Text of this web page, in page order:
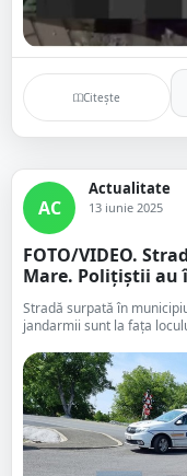
Citește
AC
Actualitate
13 iunie 2025
FOTO/VIDEO.
Mare. Polițiștii au
Stradă surpată în
jandarmii sunt la fața